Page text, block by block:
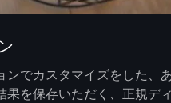
ンでカスタマイズをした、
果を保存いただく、正規デ